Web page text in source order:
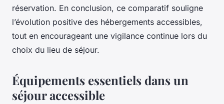
réservation. En conclusion, ce comparatif souligne
l’évolution positive des hébergements accessibles,
tout en encourageant une vigilance continue lors du
choix du lieu de séjour.
Équipements essentiels dans un
séjour accessible